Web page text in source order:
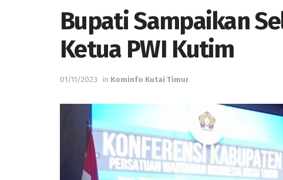
Bupati Sampaikan
Ketua PWI Kutim
01/11/2023 in Kominfo Kutai Timur